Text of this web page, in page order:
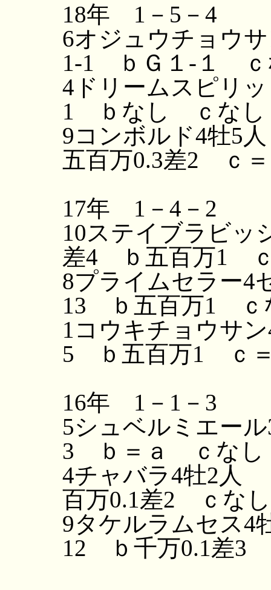
18年 1－5－4
6オジュウチョウ
1-1 ｂＧ１-１ ｃ
4ドリームスピリ
1 ｂなし ｃなし
9コンボルド4牡5
五百万0.3差2 ｃ
17年 1－4－2
10ステイブラビッ
差4 ｂ五百万1
8プライムセラー4
13 ｂ五百万1 ｃ
1コウキチョウサ
5 ｂ五百万1 ｃ
16年 1－1－3
5シュベルミエー
3 ｂ＝ａ ｃなし
4チャバラ4牡2人
百万0.1差2 ｃな
9タケルラムセス4
12 ｂ千万0.1差3